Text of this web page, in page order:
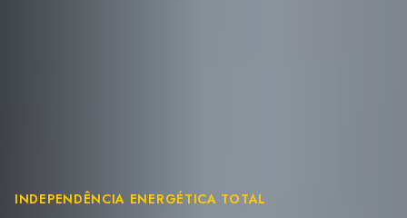
INDEPENDÊNCIA ENERGÉTICA TOTAL